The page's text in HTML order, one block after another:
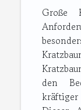
Große
den